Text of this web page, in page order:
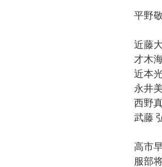
平野
近藤
才木
近本
永井
西野
武藤
高市
服部